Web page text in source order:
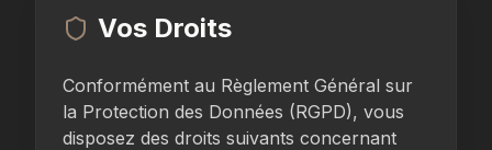
Vos Droits
Conformément au Règlement Général sur
la Protection des Données (RGPD), vous
disposez des droits suivants concernant